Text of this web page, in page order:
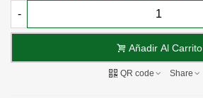
-
Añadir Al Carrito
QR code Share